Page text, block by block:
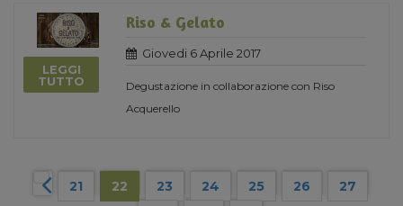
LEGGI
TUTTO
Riso & Gelato
Giovedi 6 Aprile 2017
Degustazione in collaborazione con Riso
Acquerello
21 22 23 24 25 26
27